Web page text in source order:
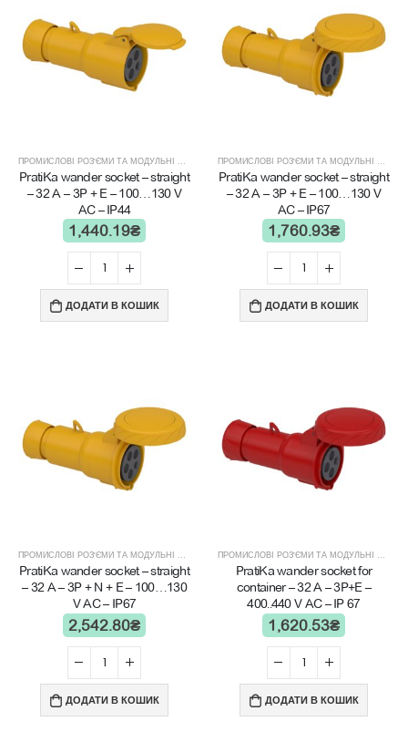
ПРОМИСЛОВІ РОЗ'ЄМИ ТА МОДУЛЬНІ ЩИТИ
PratiKa wander socket – straight
– 32 A – 3P + E – 100…130 V
AC – IP44
1,440.19₴
ДОДАТИ В КОШИК
ПРОМИСЛОВІ РОЗ'ЄМИ ТА МОДУЛЬНІ ЩИТИ
PratiKa wander socket – straight
– 32 A – 3P + E – 100…130 V
AC – IP67
1,760.93₴
ДОДАТИ В КОШИК
ПРОМИСЛОВІ РОЗ'ЄМИ ТА МОДУЛЬНІ ЩИТИ
PratiKa wander socket – straight
– 32 A – 3P + N + E – 100…130
V AC – IP67
2,542.80₴
ДОДАТИ В КОШИК
ПРОМИСЛОВІ РОЗ'ЄМИ ТА МОДУЛЬНІ ЩИТИ
PratiKa wander socket for
container – 32 A – 3P+E –
400..440 V AC – IP 67
1,620.53₴
ДОДАТИ В КОШИК